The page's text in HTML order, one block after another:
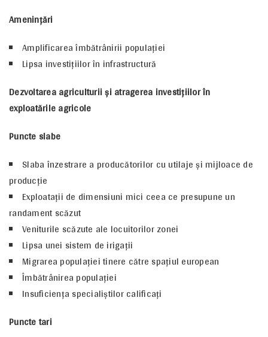
Ameninţări
Amplificarea îmbătrânirii populaţiei
Lipsa investiţiilor în infrastructură
Dezvoltarea agriculturii şi atragerea investiţiilor în
exploatările agricole
Puncte slabe
Slaba înzestrare a producătorilor cu utilaje şi mijloace de
producţie
Exploataţii de dimensiuni mici ceea ce presupune un
randament scăzut
Veniturile scăzute ale locuitorilor zonei
Lipsa unei sistem de irigaţii
Migrarea populaţiei tinere către spaţiul european
Îmbătrânirea populaţiei
Insuficienţa specialiştilor calificaţi
Puncte tari